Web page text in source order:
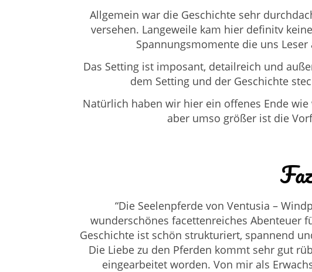
Allgemein war die Geschichte sehr
versehen. Langeweile kam hier definitv
Spannungsmomente die uns
Das Setting ist imposant, detailreich und
dem Setting und der Geschichte
Natürlich haben wir hier ein offenes Ende
aber umso größer ist die
“Die Seelenpferde von Ventusia –
wunderschönes facettenreiches Abenteuer
Geschichte ist schön strukturiert, spannend
Die Liebe zu den Pferden kommt sehr gut
eingearbeitet worden. Von mir als